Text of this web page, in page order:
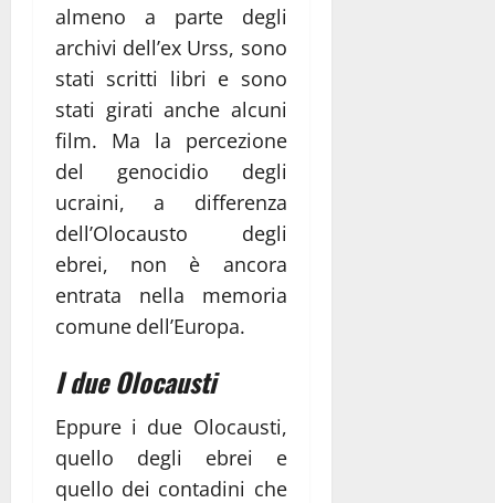
almeno a parte degli
archivi dell’ex Urss, sono
stati scritti libri e sono
stati girati anche alcuni
film. Ma la percezione
del genocidio degli
ucraini, a differenza
dell’Olocausto degli
ebrei, non è ancora
entrata nella memoria
comune dell’Europa.
I due Olocausti
Eppure i due Olocausti,
quello degli ebrei e
quello dei contadini che